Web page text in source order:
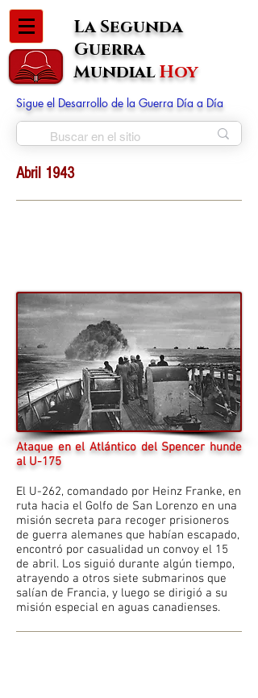
La Segunda
Guerra
MundialHoy
Sigue el Desarrollo de la Guerra Día a Día
Abril 1943
Ataque en el Atlántico del Spencer hunde
al U-175
El U-262, comandado por Heinz Franke, en
ruta hacia el Golfo de San Lorenzo en una
misión secreta para recoger prisioneros
de guerra alemanes que habían escapado,
encontró por casualidad un convoy el 15
de abril. Los siguió durante algún tiempo,
atrayendo a otros siete submarinos que
salían de Francia, y luego se dirigió a su
misión especial en aguas canadienses.